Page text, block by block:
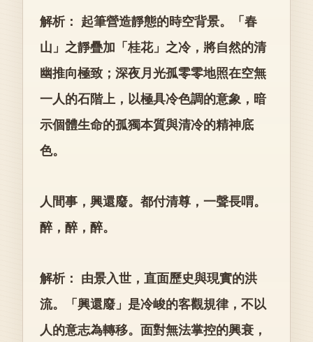
解析： 起筆營造靜態的時空背景。「春
山」之靜疊加「桂花」之冷，將自然的清
幽推向極致；深夜月光孤零零地照在空無
一人的石階上，以極具冷色調的意象，暗
示個體生命的孤獨本質與清冷的精神底
色。
人間事，興還廢。都付清尊，一聲長喟。
醉，醉，醉。
解析： 由景入世，直面歷史與現實的洪
流。「興還廢」是冷峻的客觀規律，不以
人的意志為轉移。面對無法掌控的興衰，